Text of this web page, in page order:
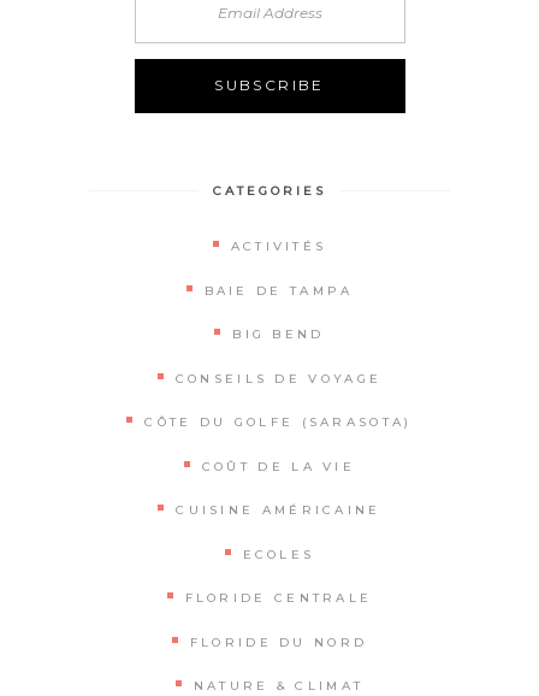
CATEGORIES
ACTIVITÉS
BAIE DE TAMPA
BIG BEND
CONSEILS DE VOYAGE
CÔTE DU GOLFE (SARASOTA)
COÛT DE LA VIE
CUISINE AMÉRICAINE
ECOLES
FLORIDE CENTRALE
FLORIDE DU NORD
NATURE & CLIMAT